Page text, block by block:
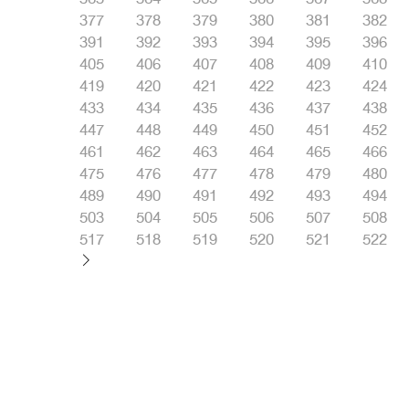
377
378 379 380 381
382
391
392 393 394 395
396
405
406 407 408 409
410
419
420 421 422 423
424
433
434 435 436 437
438
447
448 449 450 451
452
461
462 463 464 465
466
475
476 477 478 479
480
489
490 491 492 493
494
503
504 505 506 507
508
517
518 519 520 521 522